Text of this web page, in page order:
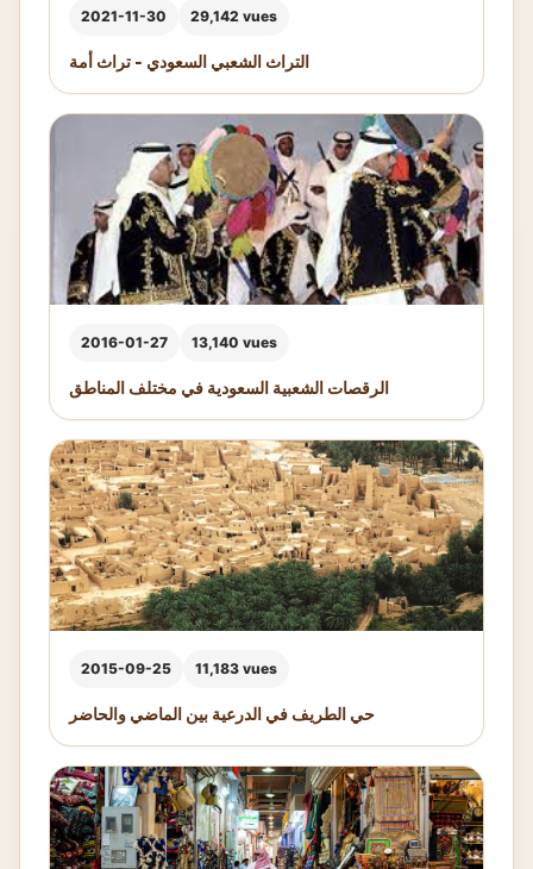
2021-11-30 29,142 vues
التراث الشعبي السعودي - تراث أمة
2016-01-27 13,140 vues
الرقصات الشعبية السعودية في مختلف المناطق
2015-09-25 11,183 vues
حي الطريف في الدرعية بين الماضي والحاضر